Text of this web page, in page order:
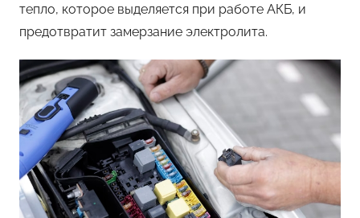
тепло, которое выделяется при работе АКБ, и
предотвратит замерзание электролита.